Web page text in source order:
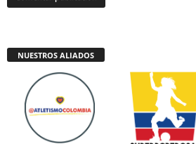
NUESTROS ALIADOS